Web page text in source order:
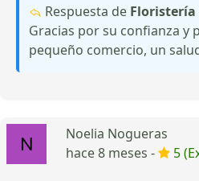
Respuesta de Floristería
Gracias por su confianza y
pequeño comercio, un
Noelia Nogueras
hace 8 meses -
5